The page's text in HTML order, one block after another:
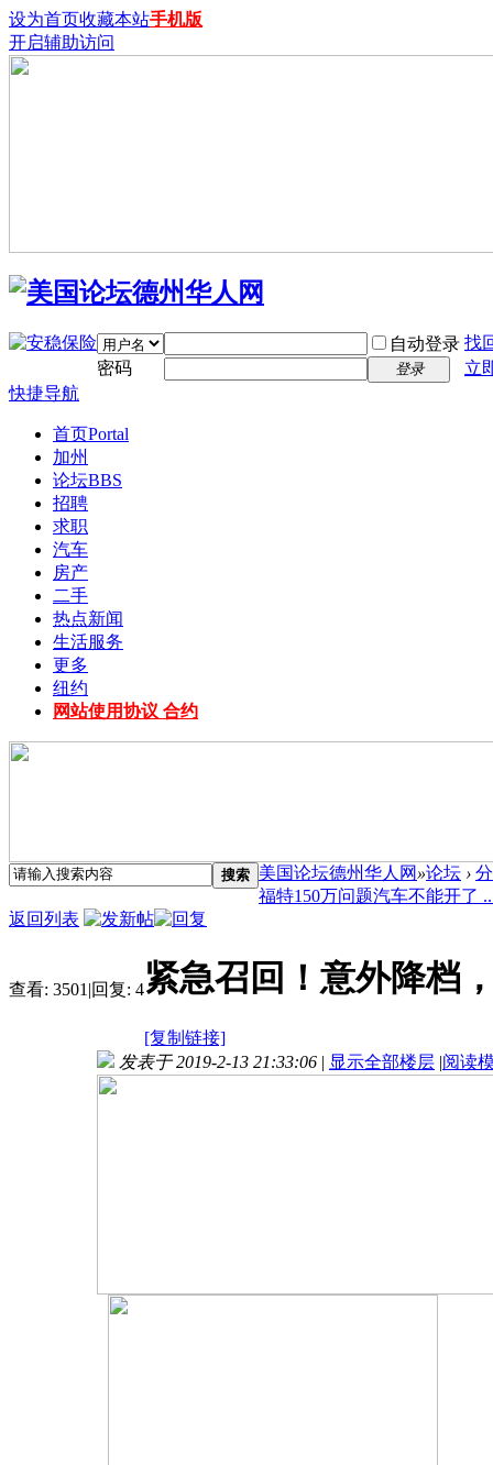
设为首页收藏本站手机版
开启辅助访问
自动登录 找
密码
登录
立
快捷导航
首页Portal
加州
论坛BBS
招聘
求职
汽车
房产
二手
热点新闻
生活服务
更多
纽约
网站使用协议 合约
搜索 美国论坛德州华人网 »论坛 ›
福特150万问题汽车不能开了
返回列表
查看: 3501 |回复: 4紧急召回！意外降档
[复制链接]
发表于 2019-2-13 21:33:06 | 显示全部楼层 |阅读